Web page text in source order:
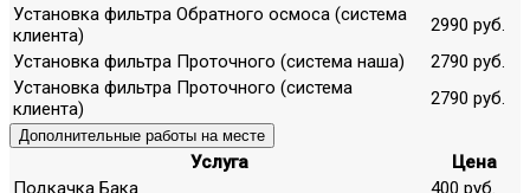
Установка фильтра Обратного осмоса (система
клиента)
2990 руб.
Установка фильтра Проточного (система наша)
2790 руб.
Установка фильтра Проточного (система
клиента)
2790 руб.
Дополнительные работы на месте
Услуга
Цена
Подкачка Бака
400 руб.